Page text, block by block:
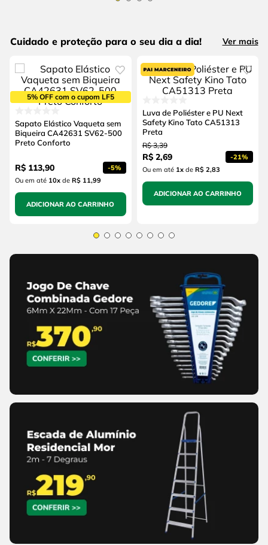
Cuidado e proteção para o seu dia a dia! Ver mais
5% OFF com o cupom LF5
Sapato Elástico Vaqueta sem
Biqueira CA42631 SV62-500
Preto Conforto
R$ 113,90 -5%
Ou em até 10x de R$ 11,99
ADICIONAR AO CARRINHO
Luva de Poliéster e PU Next
Safety Kino Tato CA51313
Preta
R$ 3,39
R$ 2,69 -21%
Ou em até 1xde R$ 2,83
ADICIONAR AO CARRINHO